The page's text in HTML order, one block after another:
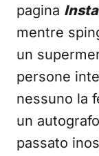
pagina
mentre
un
persone
nessuno la
un
passato